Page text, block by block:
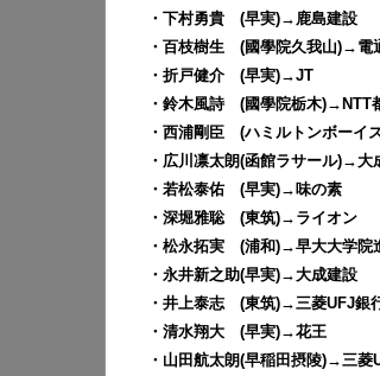
・下村勇貴 (早実)→鹿島建設
・百枝樹生 (國學院久我山)→電
・折戸健介 (早実)→JT
・鈴木風詩 (國學院栃木)→NTT
・西浦剛臣 (ハミルトンボーイ
・広川凛太朗(函館ラサール)→大
・若松泰佑 (早実)→味の素
・深堀雅聡 (東筑)→ライオン
・松永拓実 (浦和)→早大大学院
・永井新之助(早実)→大成建設
・井上泰志 (東筑)→三菱UFJ銀
・清水翔大 (早実)→花王
・山田航太朗(早稲田摂陵)→三菱